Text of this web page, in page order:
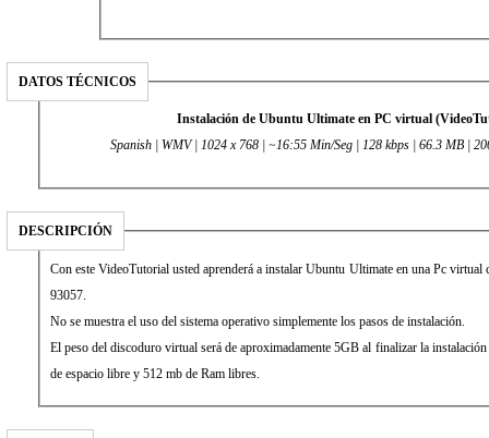
DATOS TÉCNICOS
Instalación de Ubuntu Ultimate en PC virtual
Spanish | WMV | 1024 x 768 | ~16:55 Min/Seg | 128 kbps | 66.3 MB |
DESCRIPCIÓN
Con este VideoTutorial usted aprenderá a instalar Ubuntu Ultimate en una Pc
93057.
No se muestra el uso del sistema operativo simplemente los pasos de instalación.
El peso del discoduro virtual será de aproximadamente 5GB al finalizar la
de espacio libre y 512 mb de Ram libres.